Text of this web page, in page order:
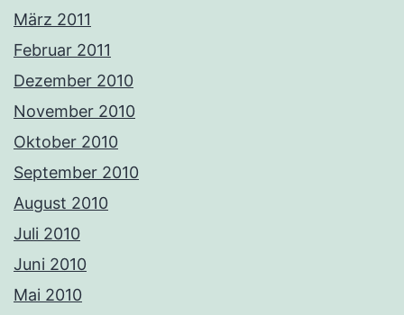
März 2011
Februar 2011
Dezember 2010
November 2010
Oktober 2010
September 2010
August 2010
Juli 2010
Juni 2010
Mai 2010